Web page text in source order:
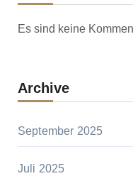
Es sind keine
Archive
September 2025
Juli 2025